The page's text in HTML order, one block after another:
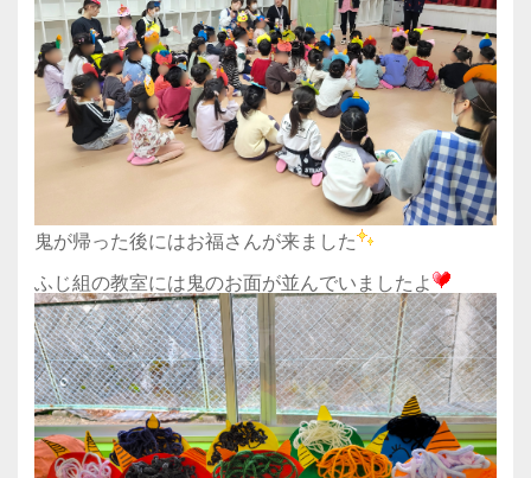
鬼が帰った後にはお福さんが来ました
ふじ組の教室には鬼のお面が並んでいましたよ